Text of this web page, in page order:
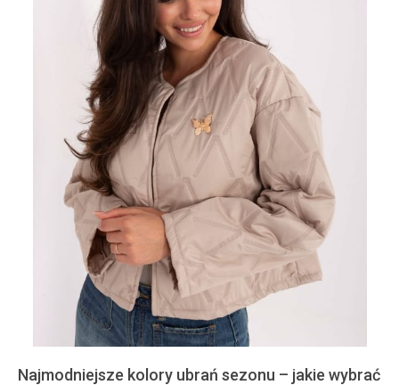
Najmodniejsze kolory ubrań sezonu – jakie wybrać